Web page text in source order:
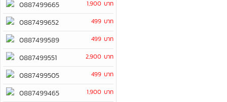
0887499665 1,900 บาท
0887499652 499 บาท
0887499589 499 บาท
0887499551 2,900 บาท
0887499505 499 บาท
0887499465 1,900 บาท